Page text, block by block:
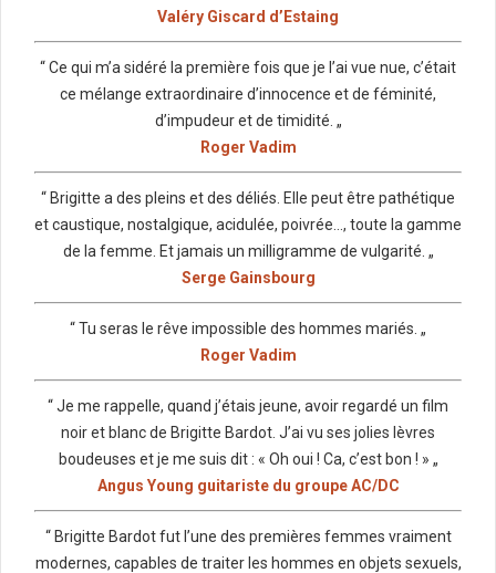
Valéry Giscard d’Estaing
“ Ce qui m’a sidéré la première fois que je l’ai vue nue, c’était
ce mélange extraordinaire d’innocence et de féminité,
d’impudeur et de timidité. „
Roger Vadim
“ Brigitte a des pleins et des déliés. Elle peut être pathétique
et caustique, nostalgique, acidulée, poivrée…, toute la gamme
de la femme. Et jamais un milligramme de vulgarité. „
Serge Gainsbourg
“ Tu seras le rêve impossible des hommes mariés. „
Roger Vadim
“ Je me rappelle, quand j’étais jeune, avoir regardé un film
noir et blanc de Brigitte Bardot. J’ai vu ses jolies lèvres
boudeuses et je me suis dit : « Oh oui ! Ca, c’est bon ! » „
Angus Young guitariste du groupe AC/DC
“ Brigitte Bardot fut l’une des premières femmes vraiment
modernes, capables de traiter les hommes en objets sexuels,